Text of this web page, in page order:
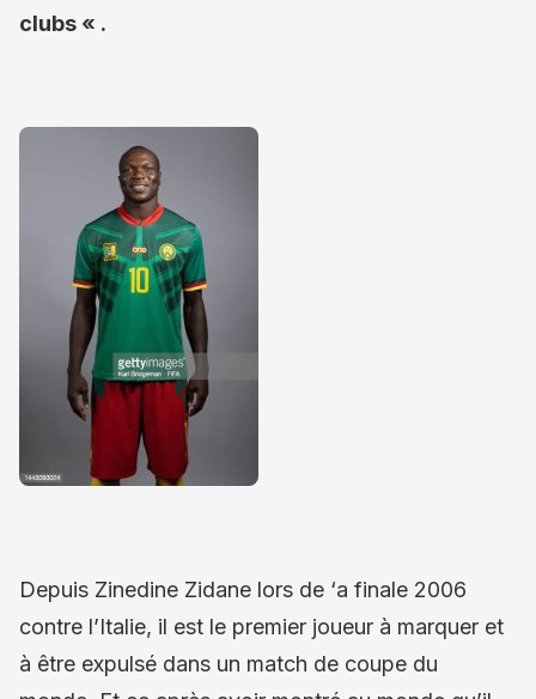
clubs « .
Depuis Zinedine Zidane lors de ‘a finale 2006
contre l’Italie, il est le premier joueur à marquer et
à être expulsé dans un match de coupe du